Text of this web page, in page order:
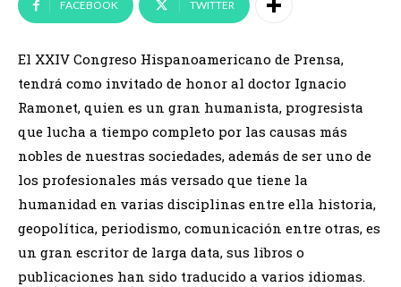
FACEBOOK TWITTER
El XXIV Congreso Hispanoamericano de Prensa,
tendrá como invitado de honor al doctor Ignacio
Ramonet, quien es un gran humanista, progresista
que lucha a tiempo completo por las causas más
nobles de nuestras sociedades, además de ser uno de
los profesionales más versado que tiene la
humanidad en varias disciplinas entre ella historia,
geopolítica, periodismo, comunicación entre otras, es
un gran escritor de larga data, sus libros o
publicaciones han sido traducido a varios idiomas.